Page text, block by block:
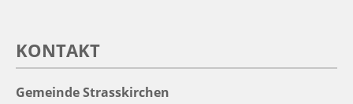
KONTAKT
Gemeinde Strasskirchen